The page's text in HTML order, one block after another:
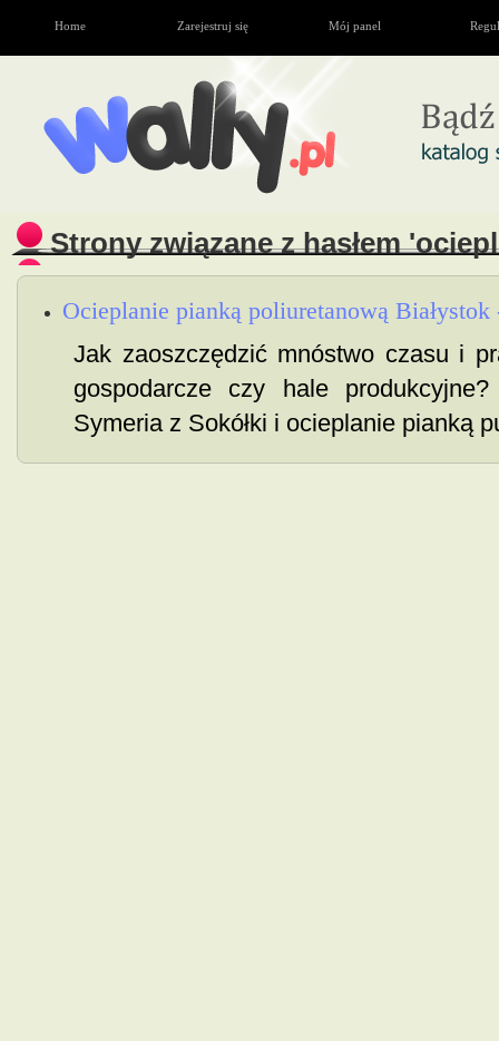
Home Zarejestruj się Mój panel
Strony związane z hasłem
Ocieplanie pianką poliuretanową Białystok
Jak zaoszczędzić mnóstwo czasu i
gospodarcze czy hale
Symeria z Sokółki i ocieplanie pianką